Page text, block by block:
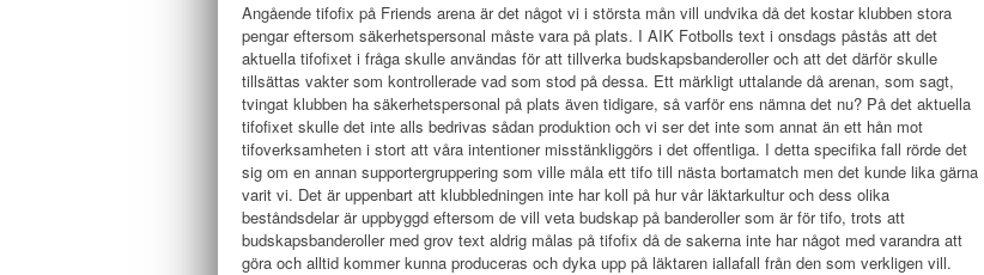
Angående tifofix på Friends arena är det något vi i största mån vill undvika då det kostar klubben stora
pengar eftersom säkerhetspersonal måste vara på plats. I AIK Fotbolls text i onsdags påstås att det
aktuella tifofixet i fråga skulle användas för att tillverka budskapsbanderoller och att det därför skulle
tillsättas vakter som kontrollerade vad som stod på dessa. Ett märkligt uttalande då arenan, som sagt,
tvingat klubben ha säkerhetspersonal på plats även tidigare, så varför ens nämna det nu? På det aktuella
tifofixet skulle det inte alls bedrivas sådan produktion och vi ser det inte som annat än ett hån mot
tifoverksamheten i stort att våra intentioner misstänkliggörs i det offentliga. I detta specifika fall rörde det
sig om en annan supportergruppering som ville måla ett tifo till nästa bortamatch men det kunde lika gärna
varit vi. Det är uppenbart att klubbledningen inte har koll på hur vår läktarkultur och dess olika
beståndsdelar är uppbyggd eftersom de vill veta budskap på banderoller som är för tifo, trots att
budskapsbanderoller med grov text aldrig målas på tifofix då de sakerna inte har något med varandra att
göra och alltid kommer kunna produceras och dyka upp på läktaren iallafall från den som verkligen vill.